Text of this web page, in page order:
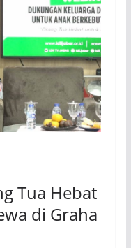
Tua Hebat
di Graha